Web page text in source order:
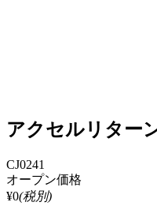
アクセルリター
CJ0241
オープン価格
¥0(税別)